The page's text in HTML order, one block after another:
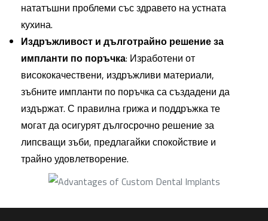
нататъшни проблеми със здравето на устната
кухина.
Издръжливост и дълготрайно решение за
импланти по поръчка: Изработени от
висококачествени, издръжливи материали,
зъбните импланти по поръчка са създадени да
издържат. С правилна грижа и поддръжка те
могат да осигурят дългосрочно решение за
липсващи зъби, предлагайки спокойствие и
трайно удовлетворение.